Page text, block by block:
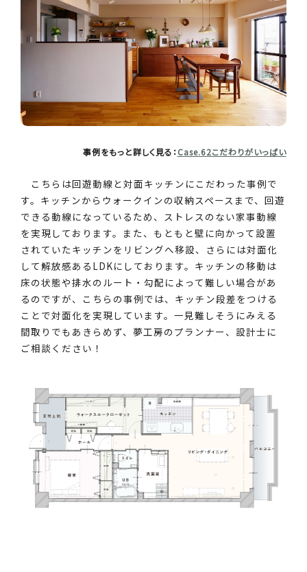
事例をもっと詳しく見る：Case.62こだわりがいっぱい
こちらは回遊動線と対面キッチンにこだわった事例で
す。キッチンからウォークインの収納スペースまで、回遊
できる動線になっているため、ストレスのない家事動線
を実現しております。また、もともと壁に向かって設置
されていたキッチンをリビングへ移設、さらには対面化
して解放感あるLDKにしております。キッチンの移動は
床の状態や排水のルート・勾配によって難しい場合があ
るのですが、こちらの事例では、キッチン段差をつける
ことで対面化を実現しています。一見難しそうにみえる
間取りでもあきらめず、夢工房のプランナー、設計士に
ご相談ください！